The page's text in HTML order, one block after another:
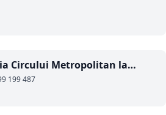
Circului Metropolitan la
Mall
199 487